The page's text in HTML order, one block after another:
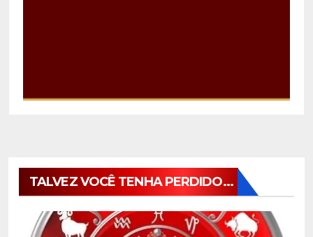
TALVEZ VOCÊ TENHA PERDIDO...